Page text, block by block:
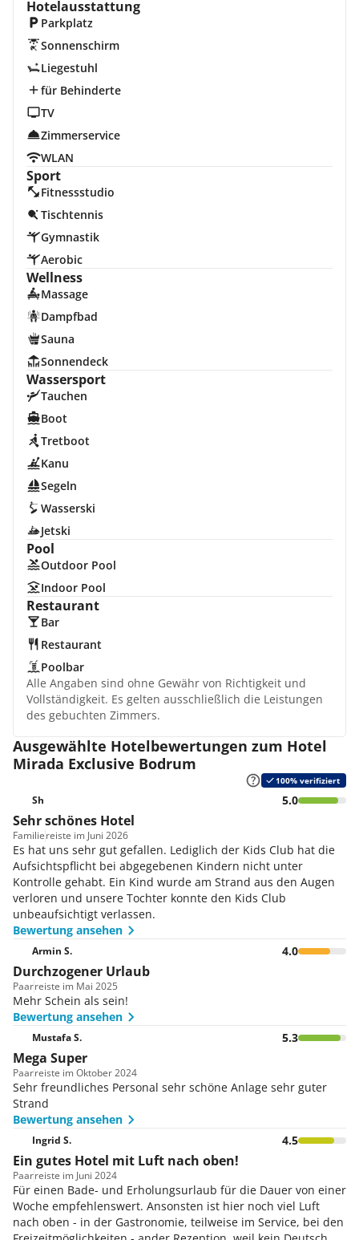
Hotelausstattung
Parkplatz
Sonnenschirm
Liegestuhl
für Behinderte
TV
Zimmerservice
WLAN
Sport
Fitnessstudio
Tischtennis
Gymnastik
Aerobic
Wellness
Massage
Dampfbad
Sauna
Sonnendeck
Wassersport
Tauchen
Boot
Tretboot
Kanu
Segeln
Wasserski
Jetski
Pool
Outdoor Pool
Indoor Pool
Restaurant
Bar
Restaurant
Poolbar
Alle Angaben sind ohne Gewähr von Richtigkeit und
Vollständigkeit. Es gelten ausschließlich die Leistungen
des gebuchten Zimmers.
Ausgewählte Hotelbewertungen zum Hotel
Mirada Exclusive Bodrum
100% verifiziert
Sh 5.0
Sehr schönes Hotel
Familiereiste im Juni 2026
Es hat uns sehr gut gefallen. Lediglich der Kids Club hat die
Aufsichtspflicht bei abgegebenen Kindern nicht unter
Kontrolle gehabt. Ein Kind wurde am Strand aus den Augen
verloren und unsere Tochter konnte den Kids Club
unbeaufsichtigt verlassen.
Bewertung ansehen
Armin S. 4.0
Durchzogener Urlaub
Paarreiste im Mai 2025
Mehr Schein als sein!
Bewertung ansehen
Mustafa S. 5.3
Mega Super
Paarreiste im Oktober 2024
Sehr freundliches Personal sehr schöne Anlage sehr guter
Strand
Bewertung ansehen
Ingrid S. 4.5
Ein gutes Hotel mit Luft nach oben!
Paarreiste im Juni 2024
Für einen Bade- und Erholungsurlaub für die Dauer von einer
Woche empfehlenswert. Ansonsten ist hier noch viel Luft
nach oben - in der Gastronomie, teilweise im Service, bei den